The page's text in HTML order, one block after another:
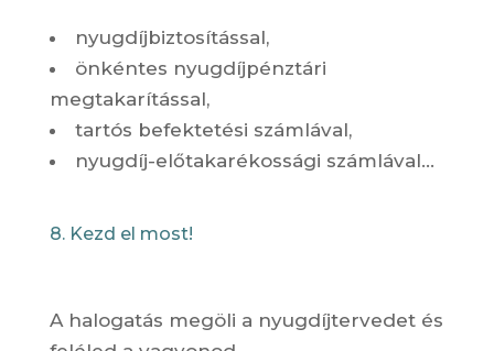
nyugdíjbiztosítással,
önkéntes nyugdíjpénztári
megtakarítással,
tartós befektetési számlával,
nyugdíj-előtakarékossági számlával…
8. Kezd el most!
A halogatás megöli a nyugdíjtervedet és